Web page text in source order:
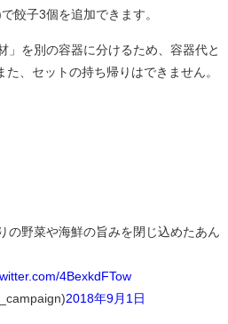
餃子3個を追加できます。
を別の容器に分けるため、容器代と
、セットの持ち帰りはできません。
の野菜や海鮮の旨みを閉じ込めたあん
4BexkdFTow
2018年9月1日